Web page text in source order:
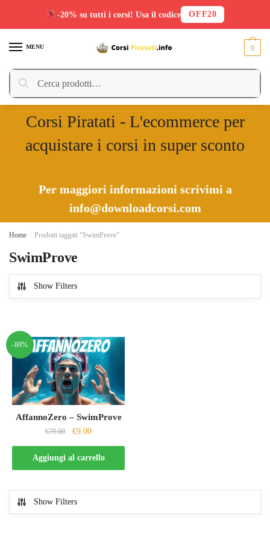
MENU
Cerca:
Cerca
0
Corsi Piratati - L'ecommerce per
acquistare i corsi in super sconto
Per maggiori informazioni scrivimi a
info@downloadcorsi.com
Home Prodotti taggati “SwimProve”
SwimProve
Show Filters
-89%
AffannoZero – SwimProve
€79.00
Il
prezzo
originale
era:
€9.00Il
prezzo
attuale
è:
Aggiungi al carrello
Show Filters
-20% su tutti i corsi! Usa il codice OFF20